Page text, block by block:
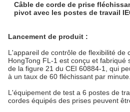
Câble de corde de prise
pivot avec les postes de travail
Lancement de produit :
L'appareil de contrôle de flexibilité de
HongTong FL-1 est conçu et fabriqué
de la figure 21 du CEI 60884-1, qui
à un taux de 60 fléchissant par minute.
L'équipement de test a 6 postes de
cordes équipés des prises peuvent